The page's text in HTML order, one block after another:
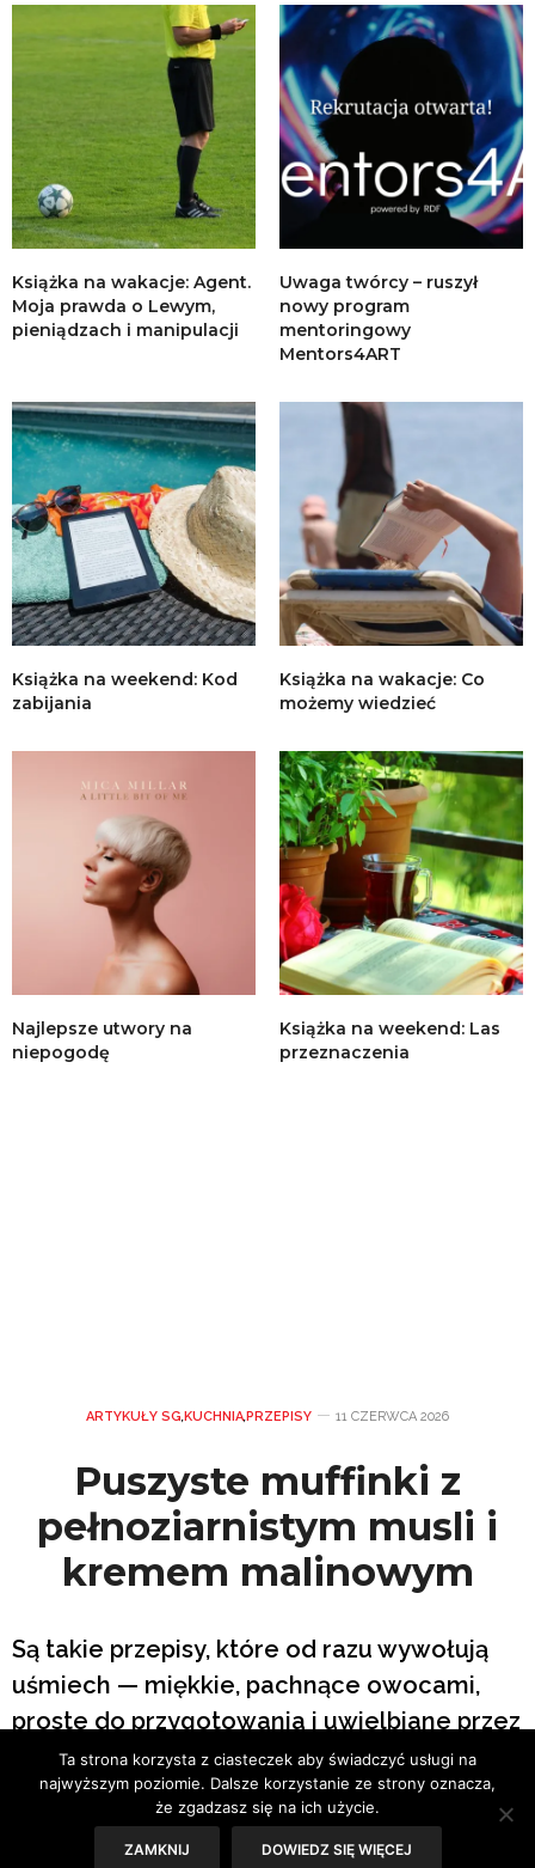
Książka na wakacje: Agent.
Moja prawda o Lewym,
pieniądzach i manipulacji
Uwaga twórcy – ruszył
nowy program
mentoringowy
Mentors4ART
Książka na weekend: Kod
zabijania
Książka na wakacje: Co
możemy wiedzieć
Najlepsze utwory na
niepogodę
Książka na weekend: Las
przeznaczenia
ARTYKUŁY SG,KUCHNIA,PRZEPISY 11 CZERWCA 2026
Puszyste muffinki z
pełnoziarnistym musli i
kremem malinowym
Są takie przepisy, które od razu wywołują
uśmiech — miękkie, pachnące owocami,
proste do przygotowania i uwielbiane przez
domowników. Muffinki z pełnoziarnistym
musli należą właśnie do tej kategorii. To
wypiek, który łączy w sobie domowe ciepło,
Ta strona korzysta z ciasteczek aby świadczyć usługi na
najwyższym poziomie. Dalsze korzystanie ze strony oznacza,
że zgadzasz się na ich użycie.
ZAMKNIJ DOWIEDZ SIĘ WIĘCEJ